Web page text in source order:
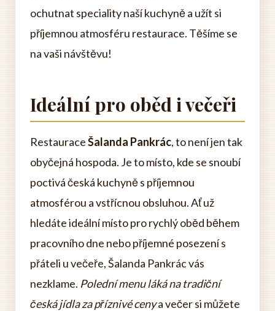
ochutnat speciality naší kuchyně a užít si
příjemnou atmosféru restaurace. Těšíme se
na vaši návštěvu!
Ideální pro oběd i večeři
RestauraceŠalanda Pankrác, to není jen tak
obyčejná hospoda. Je to místo, kde se snoubí
poctivá česká kuchyně s příjemnou
atmosférou a vstřícnou obsluhou. Ať už
hledáte ideální místo pro rychlý oběd během
pracovního dne nebo příjemné posezení s
přáteli u večeře, Šalanda Pankrác vás
nezklame. Polední menu láká na tradiční
česká jídla za příznivé cenya večer si můžete